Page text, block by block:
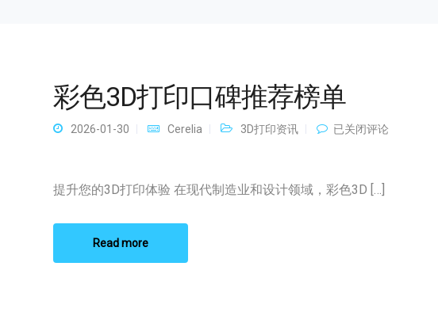
彩色3D打印口碑推荐榜单
2026-01-30 Cerelia 3D打印资讯
彩
印
口
已关闭评论
提升您的3D打印体验 在现代制造业和设计领域，彩色3D […]
Read more